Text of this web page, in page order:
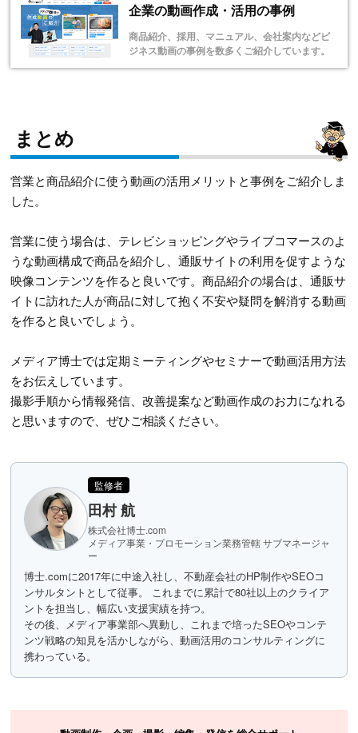
企業の動画作成・活用の事例
商品紹介、採用、マニュアル、会社案内などビ
ジネス動画の事例を数多くご紹介しています。
まとめ
営業と商品紹介に使う動画の活用メリットと事例をご紹介しま
した。
営業に使う場合は、テレビショッピングやライブコマースのよ
うな動画構成で商品を紹介し、通販サイトの利用を促すような
映像コンテンツを作ると良いです。商品紹介の場合は、通販サ
イトに訪れた人が商品に対して抱く不安や疑問を解消する動画
を作ると良いでしょう。
メディア博士では定期ミーティングやセミナーで動画活用方法
をお伝えしています。
撮影手順から情報発信、改善提案など動画作成のお力になれる
と思いますので、ぜひご相談ください。
監修者
田村 航
株式会社博士.com
メディア事業・プロモーション業務管轄 サブマネージャ
ー
博士.comに2017年に中途入社し、不動産会社のHP制作やSEOコ
ンサルタントとして従事。 これまでに累計で80社以上のクライア
ントを担当し、幅広い支援実績を持つ。
その後、メディア事業部へ異動し、これまで培ったSEOやコンテ
ンツ戦略の知見を活かしながら、動画活用のコンサルティングに
携わっている。